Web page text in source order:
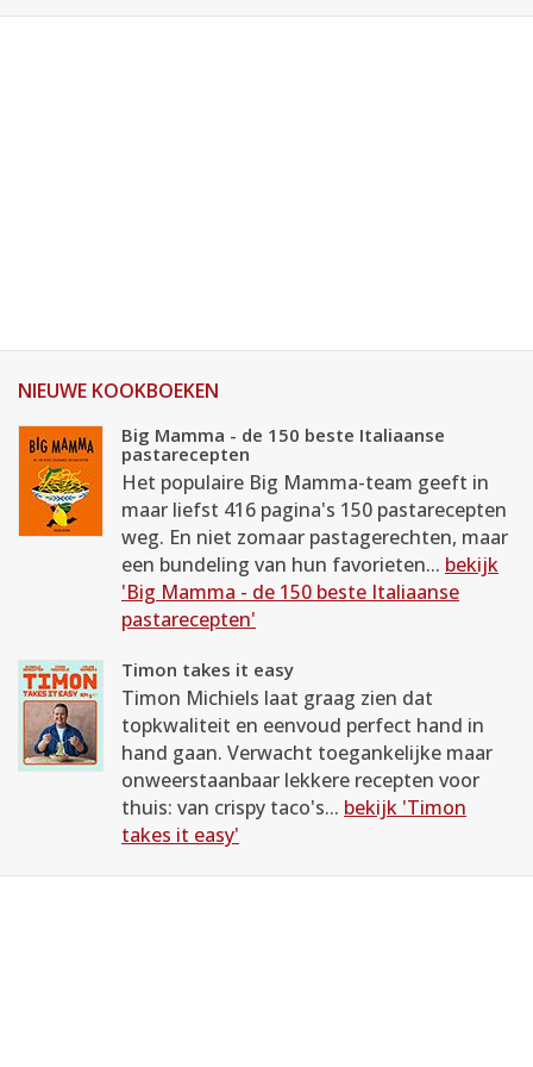
NIEUWE KOOKBOEKEN
Big Mamma - de 150 beste Italiaanse
pastarecepten
Het populaire Big Mamma-team geeft in
maar liefst 416 pagina's 150 pastarecepten
weg. En niet zomaar pastagerechten, maar
een bundeling van hun favorieten... bekijk
'Big Mamma - de 150 beste Italiaanse
pastarecepten'
Timon takes it easy
Timon Michiels laat graag zien dat
topkwaliteit en eenvoud perfect hand in
hand gaan. Verwacht toegankelijke maar
onweerstaanbaar lekkere recepten voor
thuis: van crispy taco's... bekijk 'Timon
takes it easy'